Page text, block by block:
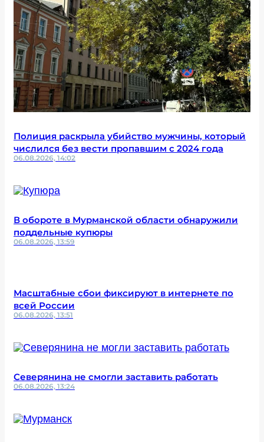
Полиция раскрыла убийство мужчины, который
числился без вести пропавшим с 2024 года
06.08.2026, 14:02
В обороте в Мурманской области обнаружили
поддельные купюры
06.08.2026, 13:59
Масштабные сбои фиксируют в интернете по
всей России
06.08.2026, 13:51
Северянина не смогли заставить работать
06.08.2026, 13:24